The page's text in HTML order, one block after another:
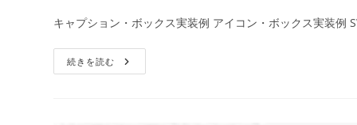
キャプション・ボックス実装例 アイコン・ボックス実装例
続きを読む